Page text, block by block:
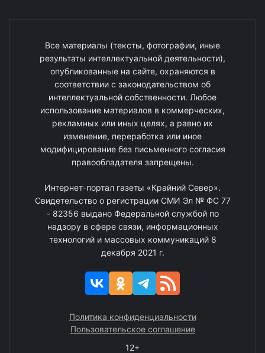
Все материалы (тексты, фотографии, иные
результаты интеллектуальной деятельности),
опубликованные на сайте, охраняются в
соответствии с законодательством об
интеллектуальной собственности. Любое
использование материалов в коммерческих,
рекламных или иных целях, а равно их
изменение, переработка или иное
модифицирование без письменного согласия
правообладателя запрещены.
Интернет-портал газеты «Крайний Север».
Свидетельство о регистрации СМИ Эл № ФС 77
- 82356 выдано Федеральной службой по
надзору в сфере связи, информационных
технологий и массовых коммуникаций 8
декабря 2021 г.
Политика конфиденциальности
Пользовательское соглашение
12+